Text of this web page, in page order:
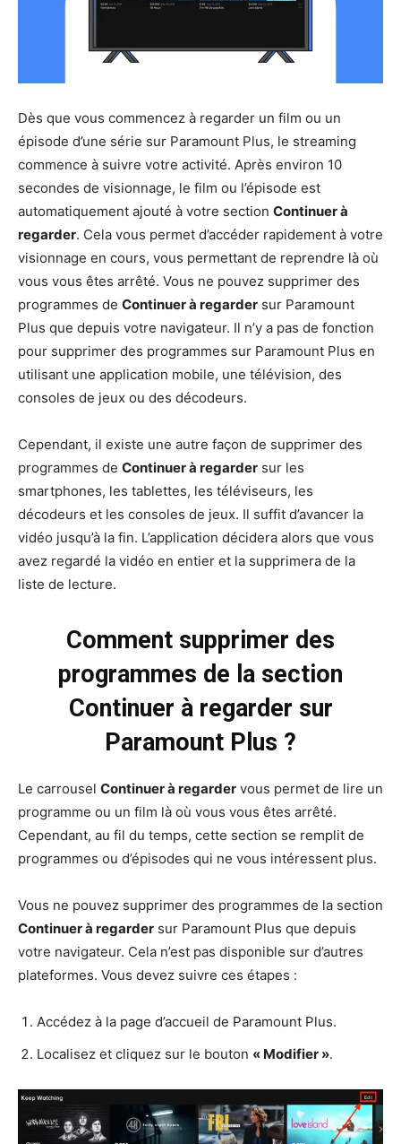
Dès que vous commencez à regarder un film ou un
épisode d’une série sur Paramount Plus, le streaming
commence à suivre votre activité. Après environ 10
secondes de visionnage, le film ou l’épisode est
automatiquement ajouté à votre section Continuer à
regarder. Cela vous permet d’accéder rapidement à votre
visionnage en cours, vous permettant de reprendre là où
vous vous êtes arrêté. Vous ne pouvez supprimer des
programmes de Continuer à regarder sur Paramount
Plus que depuis votre navigateur. Il n’y a pas de fonction
pour supprimer des programmes sur Paramount Plus en
utilisant une application mobile, une télévision, des
consoles de jeux ou des décodeurs.
Cependant, il existe une autre façon de supprimer des
programmes de Continuer à regarder sur les
smartphones, les tablettes, les téléviseurs, les
décodeurs et les consoles de jeux. Il suffit d’avancer la
vidéo jusqu’à la fin. L’application décidera alors que vous
avez regardé la vidéo en entier et la supprimera de la
liste de lecture.
Comment supprimer des
programmes de la section
Continuer à regarder sur
Paramount Plus ?
Le carrousel Continuer à regarder vous permet de lire un
programme ou un film là où vous vous êtes arrêté.
Cependant, au fil du temps, cette section se remplit de
programmes ou d’épisodes qui ne vous intéressent plus.
Vous ne pouvez supprimer des programmes de la section
Continuer à regarder sur Paramount Plus que depuis
votre navigateur. Cela n’est pas disponible sur d’autres
plateformes. Vous devez suivre ces étapes :
Accédez à la page d’accueil de Paramount Plus.
Localisez et cliquez sur le bouton « Modifier ».